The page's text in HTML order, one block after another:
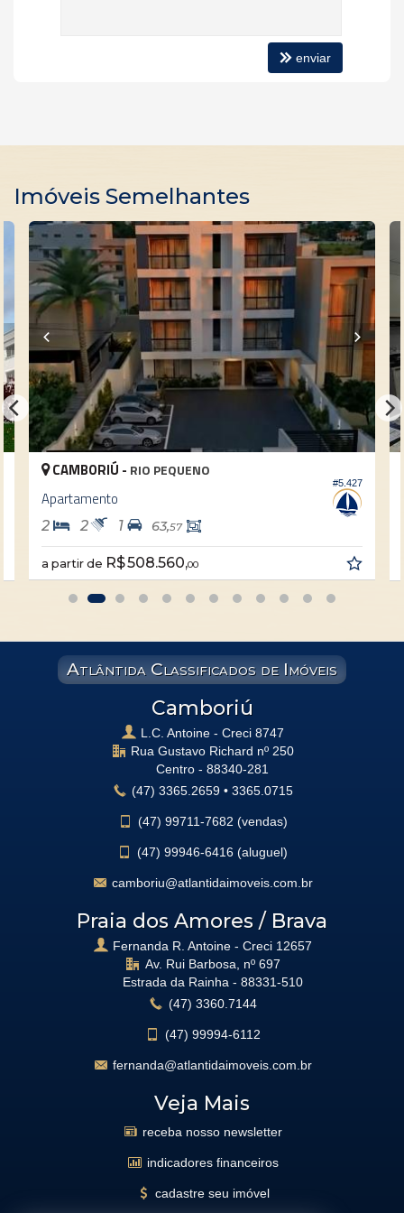
Características do Empreendimento
enviar
Imóveis Semelhantes
#5.427
CAMBORIÚ - RIO PEQUENO
Apartamento
2 2 1 63,57
a partir de R$ 508.560,00
Atlântida Classificados de Imóveis
Camboriú
L.C. Antoine - Creci 8747
Rua Gustavo Richard nº 250
Centro - 88340-281
(47) 3365.2659 • 3365.0715
(47) 99711-7682 (vendas)
(47) 99946-6416 (aluguel)
camboriu@atlantidaimoveis.com.br
Praia dos Amores / Brava
Fernanda R. Antoine - Creci 12657
Av. Rui Barbosa, nº 697
Estrada da Rainha - 88331-510
(47) 3360.7144
(47) 99994-6112
fernanda@atlantidaimoveis.com.br
Veja Mais
receba nosso newsletter
indicadores financeiros
cadastre seu imóvel